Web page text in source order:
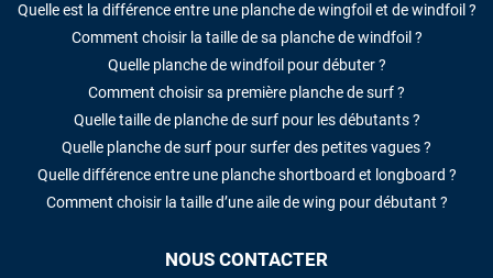
Quelle est la différence entre une planche de wingfoil et de windfoil ?
Comment choisir la taille de sa planche de windfoil ?
Quelle planche de windfoil pour débuter ?
Comment choisir sa première planche de surf ?
Quelle taille de planche de surf pour les débutants ?
Quelle planche de surf pour surfer des petites vagues ?
Quelle différence entre une planche shortboard et longboard ?
Comment choisir la taille d’une aile de wing pour débutant ?
NOUS CONTACTER